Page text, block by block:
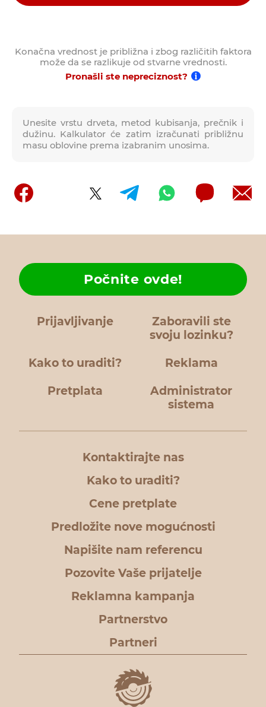
Unesite vrstu drveta, metod kubisanja, prečnik i
dužinu. Kalkulator će zatim izračunati približnu
masu oblovine prema izabranim unosima.
Konačna vrednost je približna i zbog različitih faktora
može da se razlikuje od stvarne vrednosti.
Pronašli ste nepreciznost?
Prijavljivanje
Zaboravili ste
svoju lozinku?
Kako to uraditi?
Počnite ovde!
Reklama
Pretplata
Administrator
sistema
Kontaktirajte nas
Kako to uraditi?
Cene pretplate
Predložite nove mogućnosti
Napišite nam referencu
Pozovite Vaše prijatelje
Reklamna kampanja
Partnerstvo
Partneri